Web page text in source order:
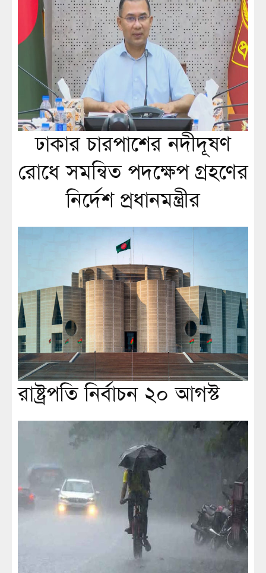
ঢাকার চারপাশের নদীদূষণ
রোধে সমন্বিত পদক্ষেপ গ্রহণের
নির্দেশ প্রধানমন্ত্রীর
রাষ্ট্রপতি নির্বাচন ২০ আগস্ট